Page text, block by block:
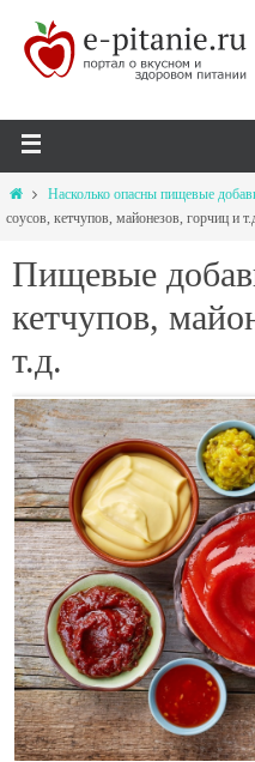
Насколько опасны пищевые
соусов, кетчупов, майонезов, горчиц и
Пищевые
кетчупов,
т.д.